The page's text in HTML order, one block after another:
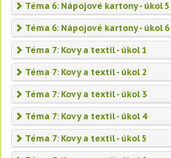
Téma 6: Nápojové kartony - úkol 5
Téma 6: Nápojové kartony - úkol 6
Téma 7: Kovy a textil - úkol 1
Téma 7: Kovy a textil - úkol 2
Téma 7: Kovy a textil - úkol 3
Téma 7: Kovy a textil - úkol 4
Téma 7: Kovy a textil - úkol 5